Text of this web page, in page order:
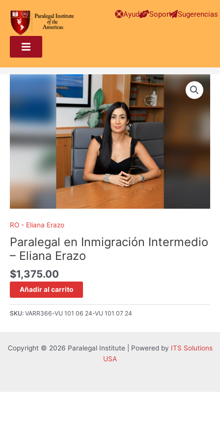
Ayuda Soporte Sugerencias
RO - Eliana Erazo
Paralegal en Inmigración Intermedio
– Eliana Erazo
$1,375.00
Paralegal
–
Eliana
Erazo
Añadir al carrito
SKU: VARR366-VU 101 06 24-VU 101 07 24
Copyright © 2026 Paralegal Institute | Powered by ITS Solutions
USA